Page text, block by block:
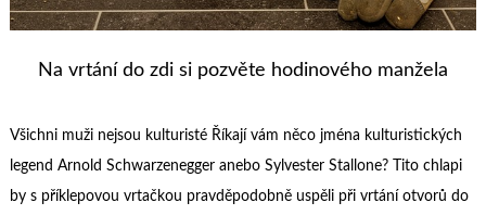
Na vrtání do zdi si pozvěte hodinového manžela
Všichni muži nejsou kulturisté Říkají vám něco jména kulturistických
legend Arnold Schwarzenegger anebo Sylvester Stallone? Tito chlapi
by s příklepovou vrtačkou pravděpodobně uspěli při vrtání otvorů do